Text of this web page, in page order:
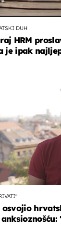
DUH
HRM
je ipak
osvojio